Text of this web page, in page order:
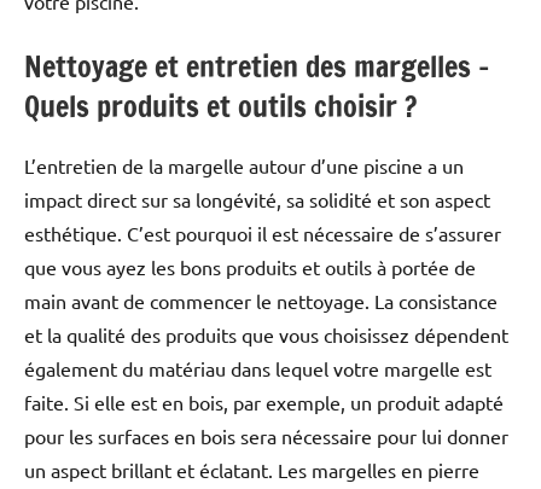
Nettoyage et entretien des margelles –
Quels produits et outils choisir ?
L’entretien de la margelle autour d’une piscine a un
impact direct sur sa longévité, sa solidité et son aspect
esthétique. C’est pourquoi il est nécessaire de s’assurer
que vous ayez les bons produits et outils à portée de
main avant de commencer le nettoyage. La consistance
et la qualité des produits que vous choisissez dépendent
également du matériau dans lequel votre margelle est
faite. Si elle est en bois, par exemple, un produit adapté
pour les surfaces en bois sera nécessaire pour lui donner
un aspect brillant et éclatant. Les margelles en pierre